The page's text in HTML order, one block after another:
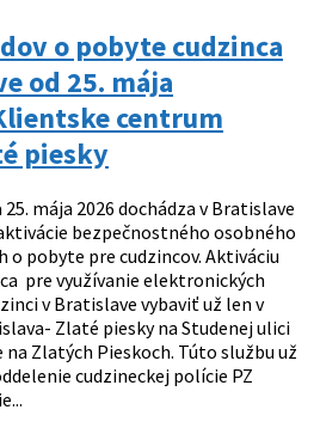
o pobyte cudzinca
od 25. mája
centrum
piesky
mája 2026 dochádza v Bratislave
bezpečnostného osobného
o pobyte pre cudzincov. Aktiváciu
pre využívanie elektronických
v Bratislave vybaviť už len v
Zlaté piesky na Studenej ulici
Zlatých Pieskoch. Túto službu už
cudzineckej polície PZ